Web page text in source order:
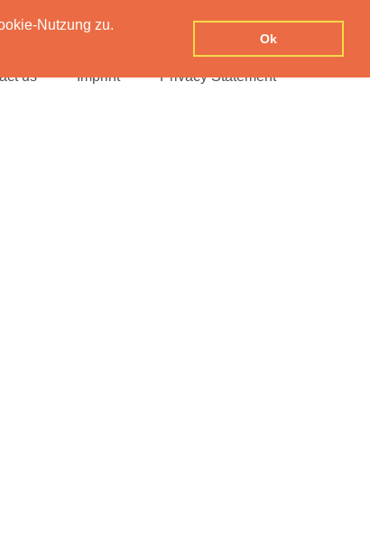
Nutzung zu.
Ok
us Imprint Privacy Statement